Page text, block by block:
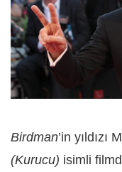
Birdman’in yıldızı
(Kurucu) isimli